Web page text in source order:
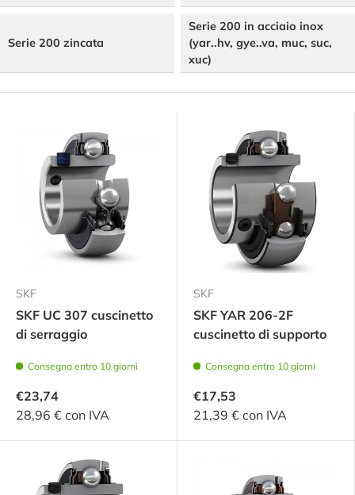
Serie 200 zincata
Serie 200 in acciaio inox
(yar..hv, gye..va, muc, suc,
xuc)
SKF
SKF UC 307 cuscinetto
di serraggio
Consegna entro 10 giorni
€23,74
28,96 € con IVA
SKF
SKF YAR 206-2F
cuscinetto di supporto
Consegna entro 10 giorni
€17,53
21,39 € con IVA